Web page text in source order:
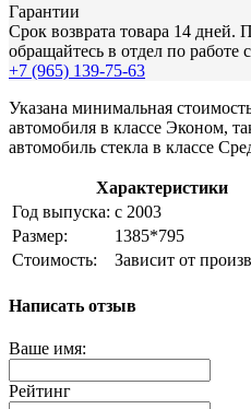
Гарантии
Срок возврата товара 14
обращайтесь в отдел по работе
+7 (965) 139-75-63
Указана минимальная
автомобиля в классе Эконом,
автомобиль стекла в классе
Характеристики
Год выпуска: с 2003
Размер:
1385*795
Стоимость:
Зависит от
Написать отзыв
Ваше имя:
Рейтинг